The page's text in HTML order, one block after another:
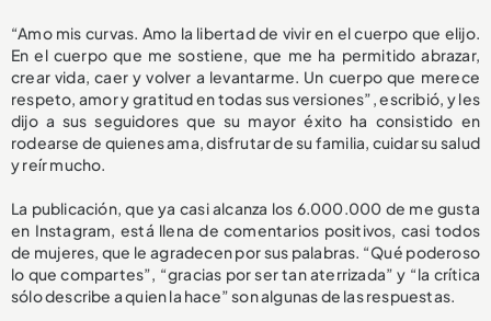
“Amo mis curvas. Amo la libertad de vivir en el cuerpo que elijo.
En el cuerpo que me sostiene, que me ha permitido abrazar,
crear vida, caer y volver a levantarme. Un cuerpo que merece
respeto, amor y gratitud en todas sus versiones”, escribió, y les
dijo a sus seguidores que su mayor éxito ha consistido en
rodearse de quienes ama, disfrutar de su familia, cuidar su salud
y reír mucho.
La publicación, que ya casi alcanza los 6.000.000 de me gusta
en Instagram, está llena de comentarios positivos, casi todos
de mujeres, que le agradecen por sus palabras. “Qué poderoso
lo que compartes”, “gracias por ser tan aterrizada” y “la crítica
sólo describe a quien la hace” son algunas de las respuestas.